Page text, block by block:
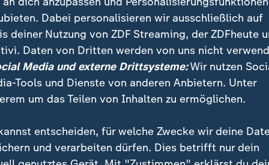
in Folge steht Leverkusen im DFB-Pokal-
Abend gegen den FC St. Pauli mit 3:0 durch und
Titelchance.
Dabei personalisieren wir ausschließlich auf
deiner Nutzung von ZDF Streaming, der ZDFheute
Daten von Dritten werden von uns nicht
Media und externe Drittsysteme:Wir nutzen
Tools und Dienste von anderen Anbietern. Unter
um das Teilen von Inhalten zu ermöglichen.
entscheiden, für welche Zwecke wir deine
und verarbeiten dürfen. Dies betrifft nur dein